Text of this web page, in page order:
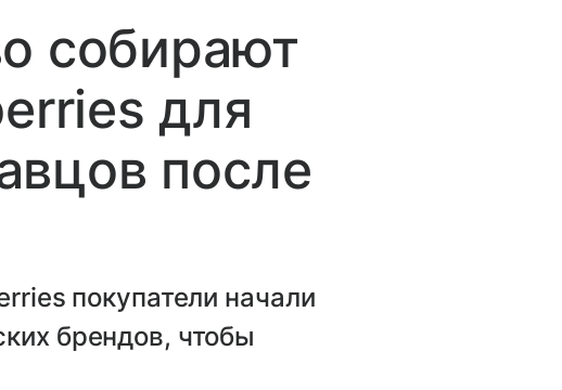
собирают
для
после
покупатели начали
брендов, чтобы